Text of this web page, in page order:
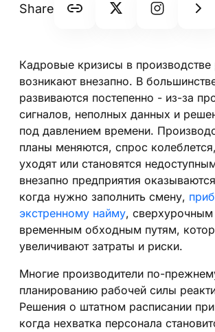
Share
Кадровые кризисы в производстве
возникают внезапно. В
развиваются постепенно - из-за
сигналов, неполных данных и
под давлением времени.
планы меняются, спрос
уходят или становятся
внезапно предприятия
когда нужно заполнить смену,
экстренному найму, сверхурочным
временным обходным путям,
увеличивают затраты и риски.
Многие производители по-
планированию рабочей силы
Решения о штатном расписании
когда нехватка персонала